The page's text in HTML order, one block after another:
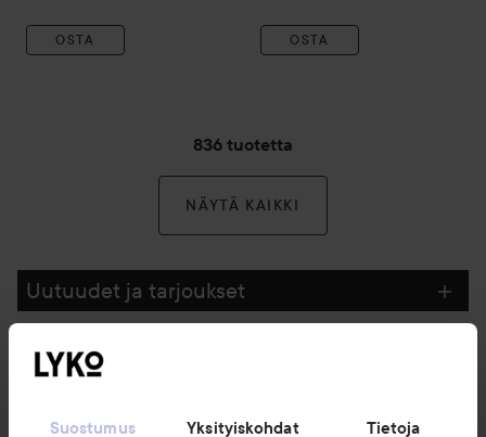
Suostumus Yksityiskohdat Tietoja
OSTA OSTA
836 tuotetta
NÄYTÄ KAIKKI
Uutuudet ja tarjoukset
Seuraa meitä